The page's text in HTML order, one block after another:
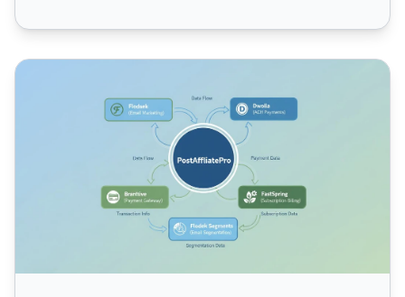
Welke plugin- en integratie-updates zijn geïntroduceerd?